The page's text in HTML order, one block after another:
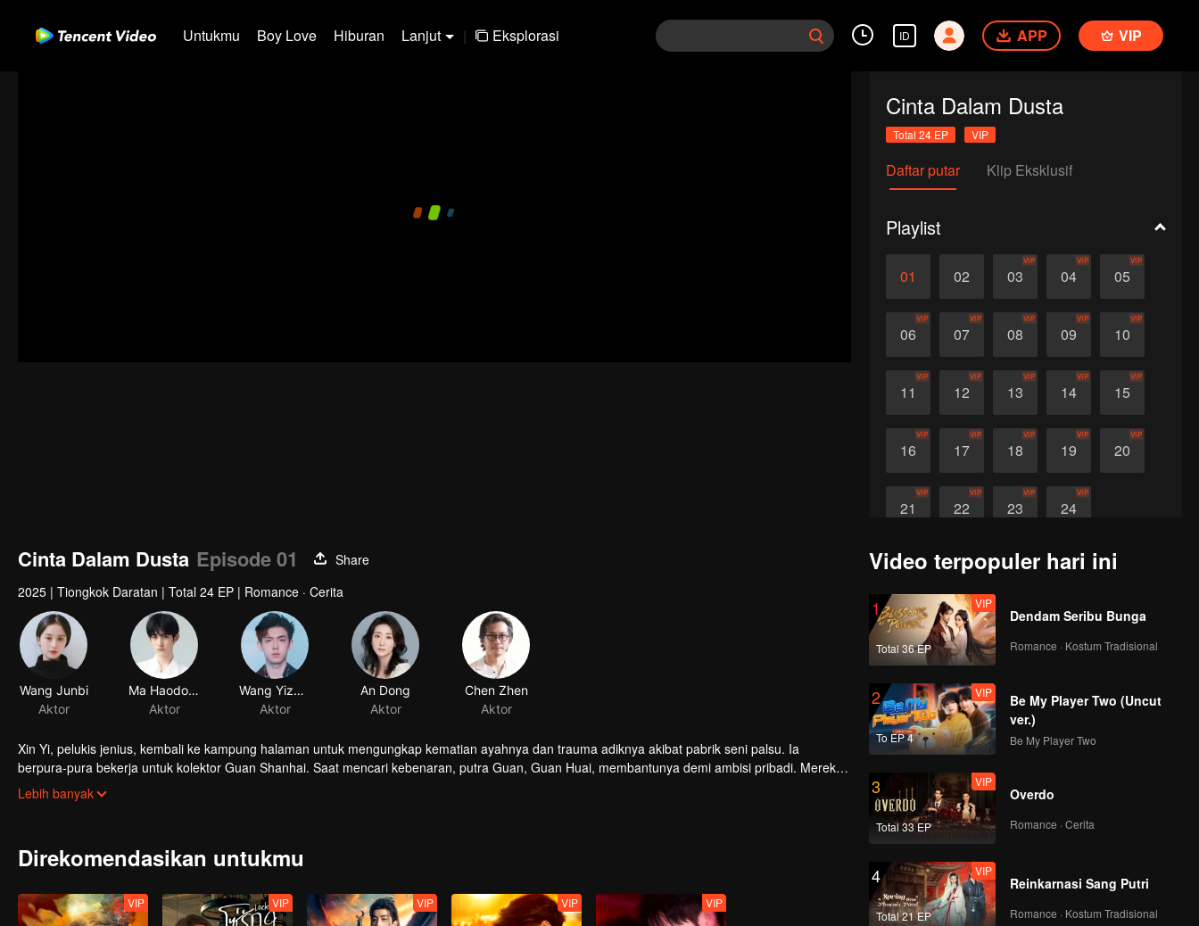
Untukmu Boy Love Hiburan Lanjut | Eksplorasi ID APP VIP
Cinta Dalam Dusta
Total 24 EP VIP
Daftar putar Klip Eksklusif
Playlist
01 02 03
VIP
04
VIP
05
VIP
06
VIP
07
VIP
08
VIP
09
VIP
10
VIP
11
VIP
12
VIP
13
VIP
14
VIP
15
VIP
16
VIP
17
VIP
18
VIP
19
VIP
20
VIP
21
VIP
22
VIP
23
VIP
24
VIP
Cinta Dalam Dusta Episode 01
Share
2025 | Tiongkok Daratan | Total 24 EP | Romance · Cerita
Xin Yi, pelukis jenius, kembali ke kampung halaman untuk mengungkap kematian ayahnya dan trauma adiknya akibat pabrik seni palsu. Ia
berpura-pura bekerja untuk kolektor Guan Shanhai. Saat mencari kebenaran, putra Guan, Guan Huai, membantunya demi ambisi pribadi. Mereka
pun terlibat dalam konspirasi berbahaya.
Lebih banyak
Direkomendasikan untukmu
VIP VIP VIP VIP VIP
Video terpopuler hari ini
1
Total 36 EP
VIP
Dendam Seribu Bunga
Romance · Kostum Tradisional
2
To EP 4
VIP
Be My Player Two (Uncut
ver.)
Be My Player Two
3
Total 33 EP
VIP
Overdo
Romance · Cerita
4
Total 21 EP
VIP
Reinkarnasi Sang Putri
Romance · Kostum Tradisional